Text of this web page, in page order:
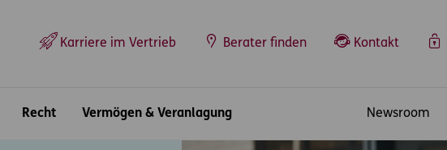
Karriere im Vertrieb Berater finden Kontakt
Recht Vermögen & Veranlagung Newsroom